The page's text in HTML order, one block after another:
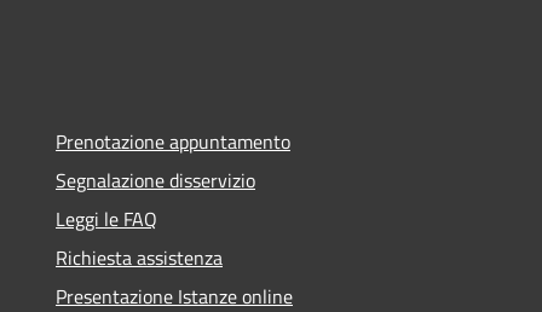
Prenotazione appuntamento
Segnalazione disservizio
Leggi le FAQ
Richiesta assistenza
Presentazione Istanze online